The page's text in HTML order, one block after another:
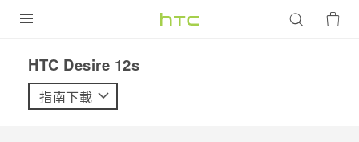
VIVE
HTC Desire 12s‎
指南下載